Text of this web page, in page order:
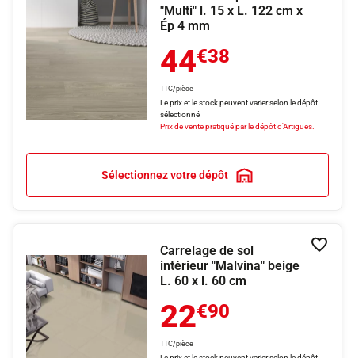
"Multi" l. 15 x L. 122 cm x
Ép 4 mm
44€38
TTC/pièce
Le prix et le stock peuvent varier selon le dépôt
sélectionné
Prix de vente pratiqué par le dépôt d'Artigues.
Sélectionnez votre dépôt
Carrelage de sol
intérieur "Malvina" beige
L. 60 x l. 60 cm
22€90
TTC/pièce